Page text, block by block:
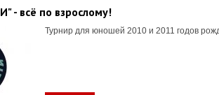
- всё по взрослому!
Турнир для юношей 2010 и 2011 годов